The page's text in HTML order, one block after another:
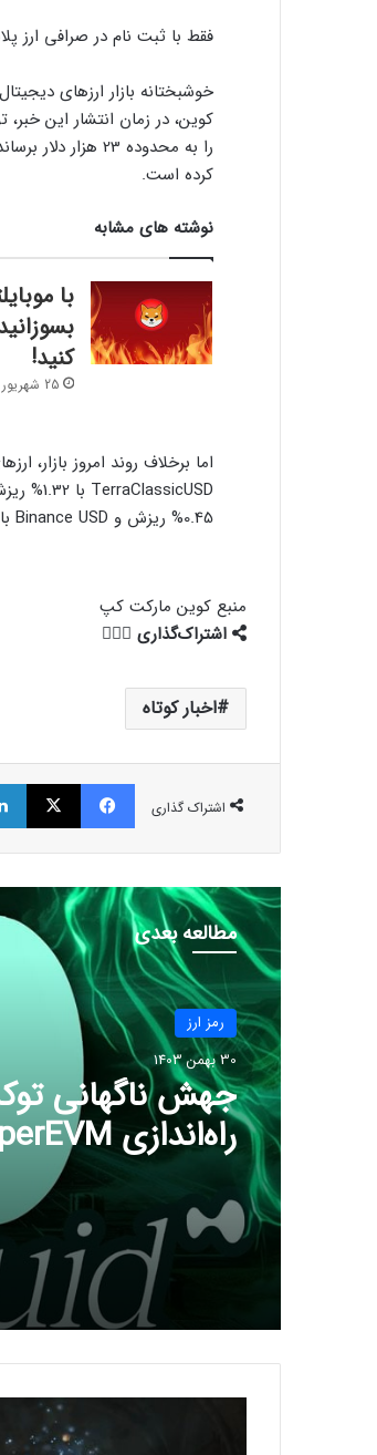
فقط با ثبت نام در صرافی ارز پلاس ۳۰,۰۰۰ شیبا هدیه
خوشبختانه بازار ارزهای
کرده است.
نوشته های مشابه
با
کنید!
25 شهریور 1401
اما برخلاف روند امروز بازار،
0.45% ریزش و Binance USD با 0.22% ریزش قیمت، 3 ارز از بدترین‌های شبانه روز اخیر به شمار می‌آیند.
منبع کوین مارکت کپ
اشتراک‌گذاری
اخبار کوتاه
اشتراک گذاری
فیسبوک ایکس
مطالعه بعدی
رمز ارز
30 بهمن 1403
جهش ناگهانی
دلار نزدیک است؟